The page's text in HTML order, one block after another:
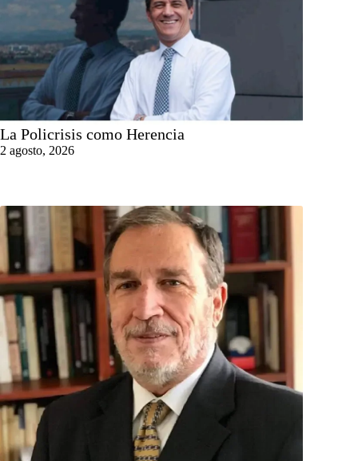
La Policrisis como Herencia
2 agosto, 2026